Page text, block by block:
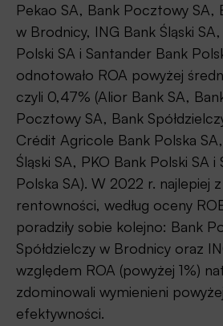
Pekao SA, Bank Pocztowy SA,
w Brodnicy, ING Bank Śląski
Polski SA i Santander Bank
odnotowało ROA powyżej
czyli 0,47% (Alior Bank SA,
Pocztowy SA, Bank
Crédit Agricole Bank Polska
Śląski SA, PKO Bank Polski SA
Polska SA). W 2022 r. najlepiej
rentowności, według oceny
poradziły sobie kolejno: Bank
Spółdzielczy w Brodnicy oraz
względem ROA (powyżej 1%)
zdominowali wymienieni
efektywności.